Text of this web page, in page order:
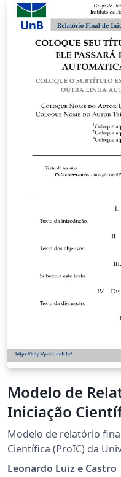
Modelo de
Iniciação
Modelo de relatório
Científica (ProIC) da
não é um modelo oficial
Leonardo Luiz e Castro